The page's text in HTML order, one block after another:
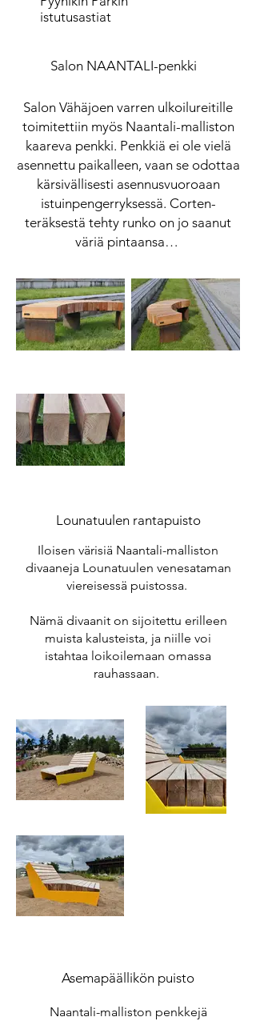
istutusastiat
Salon NAANTALI-penkki
Salon Vähäjoen varren ulkoilureitille
toimitettiin myös Naantali-malliston
kaareva penkki. Penkkiä ei ole vielä
asennettu paikalleen, vaan se odottaa
kärsivällisesti asennusvuoroaan
istuinpengerryksessä. Corten-
teräksestä tehty runko on jo saanut
väriä pintaansa…
Lounatuulen rantapuisto
Iloisen värisiä Naantali-malliston
divaaneja Lounatuulen venesataman
viereisessä puistossa.
Nämä divaanit on sijoitettu erilleen
muista kalusteista, ja niille voi
istahtaa loikoilemaan omassa
rauhassaan.
Asemapäällikön puisto
Naantali-malliston penkkejä